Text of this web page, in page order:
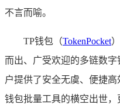
不言而喻。
TP钱包（TokenPocket
而出、广受欢迎的多链数
户提供了安全无虞、便捷
钱包批量工具的横空出世